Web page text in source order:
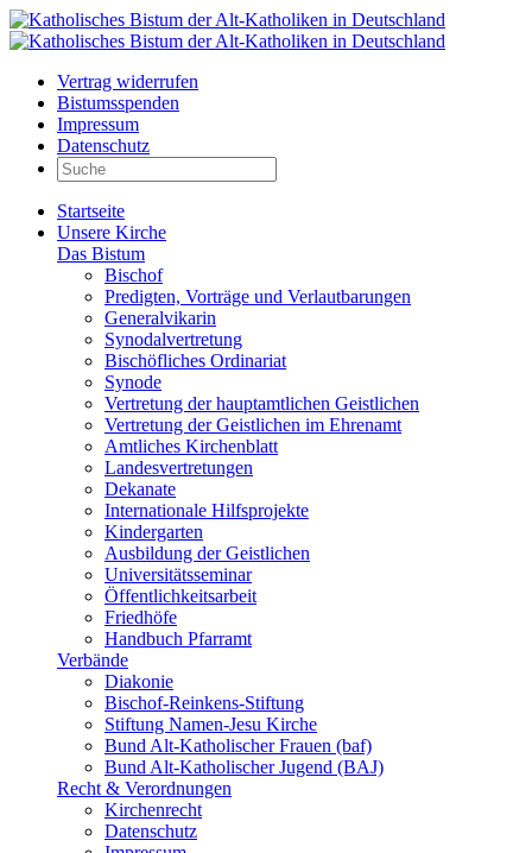
Vertrag widerrufen
Bistumsspenden
Impressum
Datenschutz
Startseite
Unsere Kirche
Das Bistum
Bischof
Predigten, Vorträge und Verlautbarungen
Generalvikarin
Synodalvertretung
Bischöfliches Ordinariat
Synode
Vertretung der hauptamtlichen Geistlichen
Vertretung der Geistlichen im Ehrenamt
Amtliches Kirchenblatt
Landesvertretungen
Dekanate
Internationale Hilfsprojekte
Kindergarten
Ausbildung der Geistlichen
Universitätsseminar
Öffentlichkeitsarbeit
Friedhöfe
Handbuch Pfarramt
Verbände
Diakonie
Bischof-Reinkens-Stiftung
Stiftung Namen-Jesu Kirche
Bund Alt-Katholischer Frauen (baf)
Bund Alt-Katholischer Jugend (BAJ)
Recht & Verordnungen
Kirchenrecht
Datenschutz